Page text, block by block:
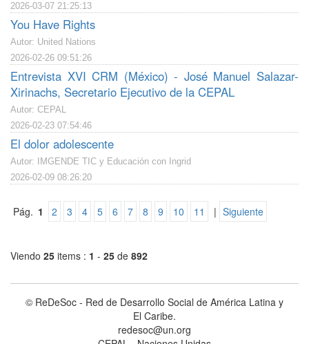
2026-03-07 21:25:13
You Have Rights
Autor: United Nations
2026-02-26 09:51:26
Entrevista XVI CRM (México) - José Manuel Salazar-
Xirinachs, Secretario Ejecutivo de la CEPAL
Autor: CEPAL
2026-02-23 07:54:46
El dolor adolescente
Autor: IMGENDE TIC y Educación con Ingrid
2026-02-09 08:26:20
Pág. 1 2 3 4 5 6 7 8 9 10 11 | Siguiente
Viendo 25 items : 1 - 25 de 892
© ReDeSoc - Red de Desarrollo Social de América Latina y
El Caribe.
redesoc@un.org